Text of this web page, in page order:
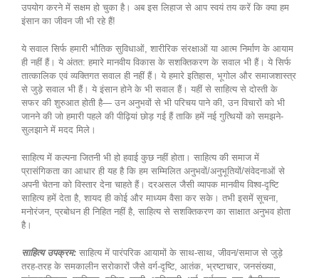
उपयोग करने में सक्षम हो चुका है। अब इस लिहाज से आप स्वयं तय करें कि क्या हम
इंसान का जीवन जी भी रहे हैं!
ये सवाल सिर्फ हमारी भौतिक सुविधाओं, शारीरिक संरक्षाओं या आत्म निर्माण के आयाम
ही नहीं हैं। ये अंतत: हमारे मानवीय विकास के सशक्तिकरण के सवाल भी हैं। ये सिर्फ
तात्कालिक एवं व्यक्तिगत सवाल ही नहीं हैं। ये हमारे इतिहास, भूगोल और समाजशास्त्र
से जुड़े सवाल भी हैं। ये इंसान होने के भी सवाल हैं। यहीं से साहित्य से दोस्ती के
सफर की शुरुआत होती है— उन अनुभवों से भी परिचय पाने की, उन विचारों को भी
जानने की जो हमारी पहले की पीढ़ियां छोड़ गई हैं ताकि हमें नई गुत्थियों को समझने-
सुलझाने में मदद मिले।
साहित्य में कल्पना जितनी भी हो हवाई कुछ नहीं होता। साहित्य की समाज में
प्रासंगिकता का आधार ही यह है कि हम सम्मिलित अनुभवों/अनुभूतियों/संवेदनाओं से
अपनी चेतना को विस्तार देना चाहते हैं। दरअसल जैसी व्यापक मानवीय विश्व-दृष्टि
साहित्य हमें देता है, शायद ही कोई और माध्यम वैसा कर सके। तभी इसमें सूचना,
मनोरंजन, प्रबोधन ही निहित नहीं है, साहित्य से सशक्तिकरण का साक्षात अनुभव होता
है।
साहित्य उपक्रम: साहित्य में पारंपरिक आयामों के साथ-साथ, जीवन/समाज से जुड़े
तरह-तरह के समकालीन सरोकारों जैसे वर्ग-दृष्टि, आतंक, भ्रष्टाचार, जनसंख्या,